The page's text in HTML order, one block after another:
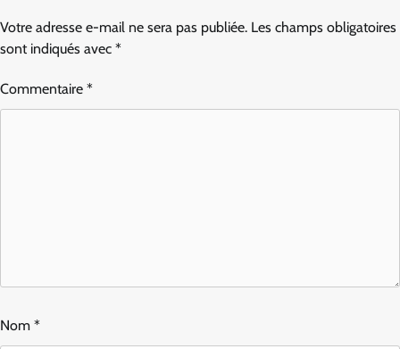
Votre adresse e-mail ne sera pas publiée. Les champs obligatoires
sont indiqués avec *
Commentaire *
Nom *